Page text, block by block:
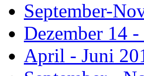
September-
Dezember 14
April - Juni